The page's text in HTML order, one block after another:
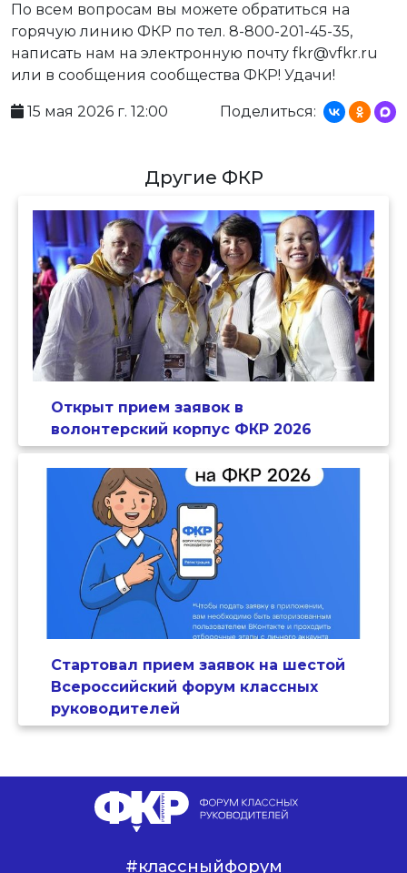
По всем вопросам вы можете обратиться на
горячую линию ФКР по тел. 8-800-201-45-35,
написать нам на электронную почту fkr@vfkr.ru
или в сообщения сообщества ФКР! Удачи!
15 мая 2026 г. 12:00 Поделиться:
Другие ФКР
Открыт прием заявок в
волонтерский корпус ФКР 2026
Стартовал прием заявок на шестой
Всероссийский форум классных
руководителей
#классныйфорум